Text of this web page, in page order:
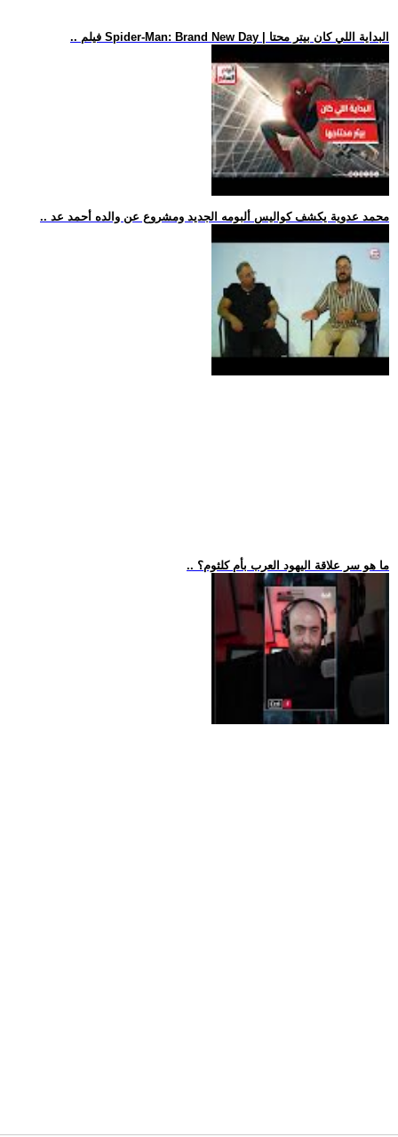
.. فيلم Spider-Man: Brand New Day | البداية اللي كان بيتر محتا
.. محمد عدوية يكشف كواليس ألبومه الجديد ومشروع عن والده أحمد عد
.. ما هو سر علاقة اليهود العرب بأم كلثوم؟